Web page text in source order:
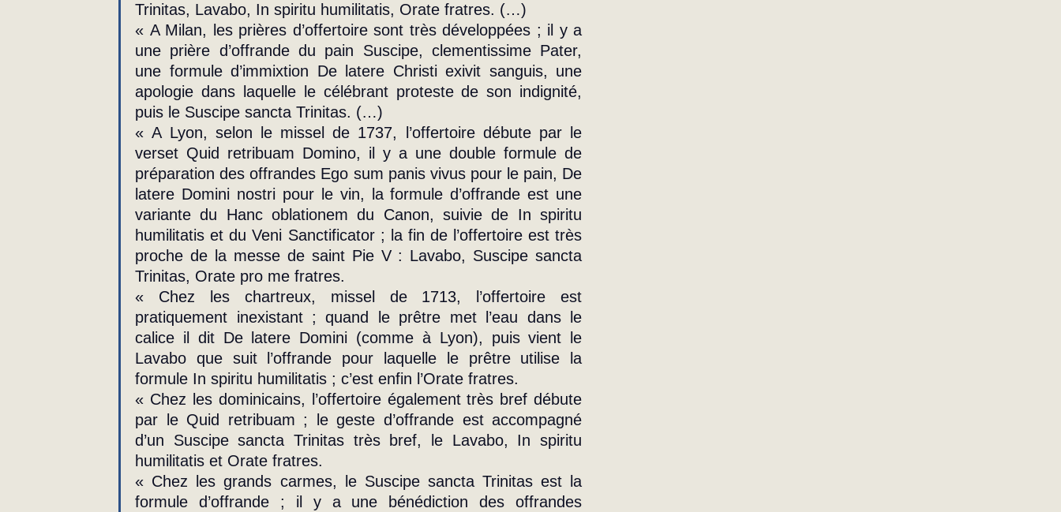
Trinitas, Lavabo, In spiritu humilitatis, Orate fratres. (…)
« A Milan, les prières d’offertoire sont très développées ; il y a
une prière d’offrande du pain Suscipe, clementissime Pater,
une formule d’immixtion De latere Christi exivit sanguis, une
apologie dans laquelle le célébrant proteste de son indignité,
puis le Suscipe sancta Trinitas. (…)
« A Lyon, selon le missel de 1737, l’offertoire débute par le
verset Quid retribuam Domino, il y a une double formule de
préparation des offrandes Ego sum panis vivus pour le pain, De
latere Domini nostri pour le vin, la formule d’offrande est une
variante du Hanc oblationem du Canon, suivie de In spiritu
humilitatis et du Veni Sanctificator ; la fin de l’offertoire est très
proche de la messe de saint Pie V : Lavabo, Suscipe sancta
Trinitas, Orate pro me fratres.
« Chez les chartreux, missel de 1713, l’offertoire est
pratiquement inexistant ; quand le prêtre met l’eau dans le
calice il dit De latere Domini (comme à Lyon), puis vient le
Lavabo que suit l’offrande pour laquelle le prêtre utilise la
formule In spiritu humilitatis ; c’est enfin l’Orate fratres.
« Chez les dominicains, l’offertoire également très bref débute
par le Quid retribuam ; le geste d’offrande est accompagné
d’un Suscipe sancta Trinitas très bref, le Lavabo, In spiritu
humilitatis et Orate fratres.
« Chez les grands carmes, le Suscipe sancta Trinitas est la
formule d’offrande ; il y a une bénédiction des offrandes